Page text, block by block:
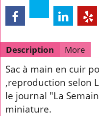
Description More
Sac à main en cuir
,reproduction selon
le journal "La
miniature.